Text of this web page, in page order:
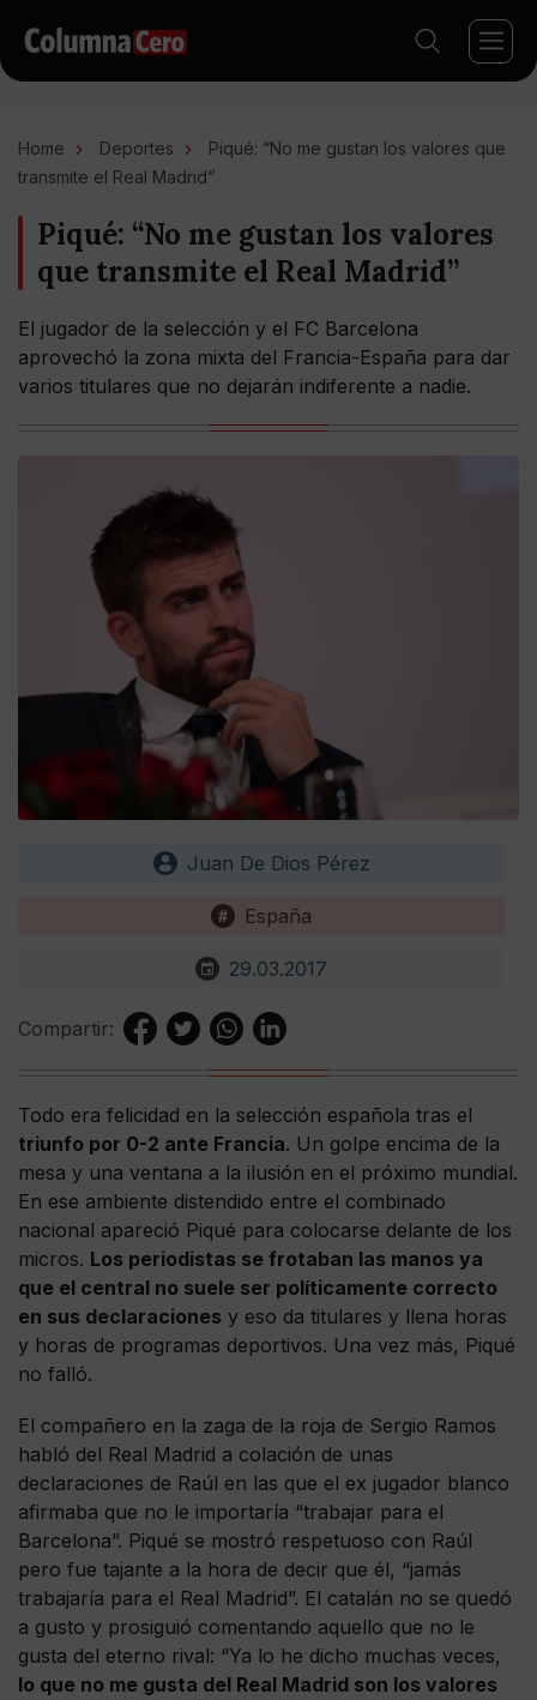
Home Deportes
Piqué: “No me gustan los valores que
transmite el Real Madrid”
Piqué: “No me gustan los valores
que transmite el Real Madrid”
El jugador de la selección y el FC Barcelona
aprovechó la zona mixta del Francia-España para dar
varios titulares que no dejarán indiferente a nadie.
Juan De Dios Pérez
España
29.03.2017
Compartir:
Todo era felicidad en la selección española tras el
triunfo por 0-2 ante Francia. Un golpe encima de la
mesa y una ventana a la ilusión en el próximo mundial.
En ese ambiente distendido entre el combinado
nacional apareció Piqué para colocarse delante de los
micros. Los periodistas se frotaban las manos ya
que el central no suele ser políticamente correcto
en sus declaraciones y eso da titulares y llena horas
y horas de programas deportivos. Una vez más, Piqué
no falló.
El compañero en la zaga de la roja de Sergio Ramos
habló del Real Madrid a colación de unas
declaraciones de Raúl en las que el ex jugador blanco
afirmaba que no le importaría “trabajar para el
Barcelona”. Piqué se mostró respetuoso con Raúl
pero fue tajante a la hora de decir que él, “jamás
trabajaría para el Real Madrid”. El catalán no se quedó
a gusto y prosiguió comentando aquello que no le
gusta del eterno rival: “Ya lo he dicho muchas veces,
lo que no me gusta del Real Madrid son los valores